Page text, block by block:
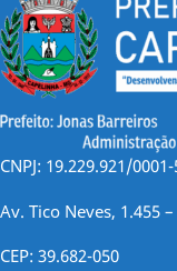
CNPJ: 19.229.921/
Av. Tico Neves, 1.455
CEP: 39.682-050